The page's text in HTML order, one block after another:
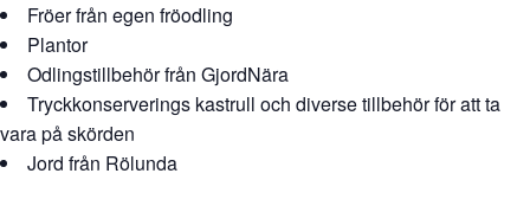
Fröer från egen fröodling
Plantor
Odlingstillbehör från GjordNära
Tryckkonserverings kastrull och diverse tillbehör för att ta
vara på skörden
Jord från Rölunda